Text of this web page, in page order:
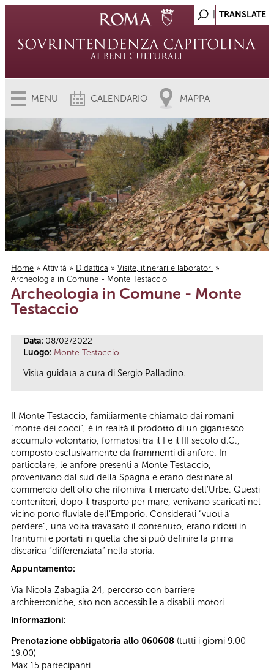
MENU CALENDARIO MAPPA
Tu sei qui
Home » Attività » Didattica » Visite, itinerari e laboratori »
Archeologia in Comune - Monte Testaccio
Archeologia in Comune - Monte
Testaccio
Data: 08/02/2022
Luogo: Monte Testaccio
Visita guidata a cura di Sergio Palladino.
Il Monte Testaccio, familiarmente chiamato dai romani
“monte dei cocci”, è in realtà il prodotto di un gigantesco
accumulo volontario, formatosi tra il I e il III secolo d.C.,
composto esclusivamente da frammenti di anfore. In
particolare, le anfore presenti a Monte Testaccio,
provenivano dal sud della Spagna e erano destinate al
commercio dell’olio che riforniva il mercato dell’Urbe. Questi
contenitori, dopo il trasporto per mare, venivano scaricati nel
vicino porto fluviale dell’Emporio. Considerati “vuoti a
perdere”, una volta travasato il contenuto, erano ridotti in
frantumi e portati in quella che si può definire la prima
discarica “differenziata” nella storia.
Appuntamento:
Via Nicola Zabaglia 24, percorso con barriere
architettoniche, sito non accessibile a disabili motori
Informazioni:
Prenotazione obbligatoria allo 060608 (tutti i giorni 9.00-
19.00)
Max 15 partecipanti